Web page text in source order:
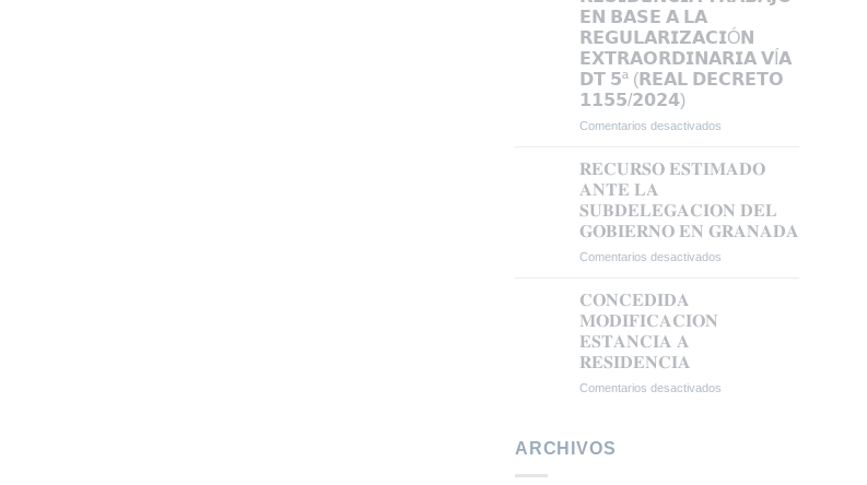
𝗔𝗡𝗧𝗘
𝗧𝗦𝗝𝗔
𝗘𝗡 𝗕𝗔𝗦𝗘 𝗔 𝗟𝗔
𝗥𝗘𝗚𝗨𝗟𝗔𝗥𝗜𝗭𝗔𝗖𝗜Ó𝗡
𝗘𝗫𝗧𝗥𝗔𝗢𝗥𝗗𝗜𝗡𝗔𝗥𝗜𝗔 𝗩Í𝗔
𝗗𝗧 𝟱ª (𝗥𝗘𝗔𝗟 𝗗𝗘𝗖𝗥𝗘𝗧𝗢
𝟭𝟭𝟱𝟱/𝟮𝟬𝟮𝟰)
Comentarios desactivados
𝗔𝗨𝗧𝗢𝗥𝗜𝗭𝗔𝗖𝗜Ó𝗡
𝗧𝗥𝗔𝗕𝗔𝗝𝗢
𝗘𝗡
𝐑𝐄𝐂𝐔𝐑𝐒𝐎 𝐄𝐒𝐓𝐈𝐌𝐀𝐃𝐎
𝐀𝐍𝐓𝐄 𝐋𝐀
𝐒𝐔𝐁𝐃𝐄𝐋𝐄𝐆𝐀𝐂𝐈𝐎𝐍 𝐃𝐄𝐋
𝐆𝐎𝐁𝐈𝐄𝐑𝐍𝐎 𝐄𝐍 𝐆𝐑𝐀𝐍𝐀𝐃𝐀
Comentarios desactivados
𝐂𝐎𝐍𝐂𝐄𝐃𝐈𝐃𝐀
𝐌𝐎𝐃𝐈𝐅𝐈𝐂𝐀𝐂𝐈𝐎𝐍
𝐄𝐒𝐓𝐀𝐍𝐂𝐈𝐀 𝐀
𝐑𝐄𝐒𝐈𝐃𝐄𝐍𝐂𝐈𝐀
Comentarios desactivados
ARCHIVOS